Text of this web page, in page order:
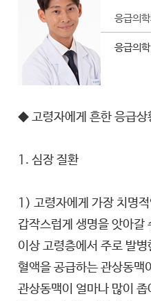
응급의
응급의
◆ 고령자에게 흔한 응급상
1. 심장 질환
1) 고령자에게 가장 치명
갑작스럽게 생명을 앗아갈
이상 고령층에서 주로 발병
혈액을 공급하는 관상동맥
관상동맥이 얼마나 많이